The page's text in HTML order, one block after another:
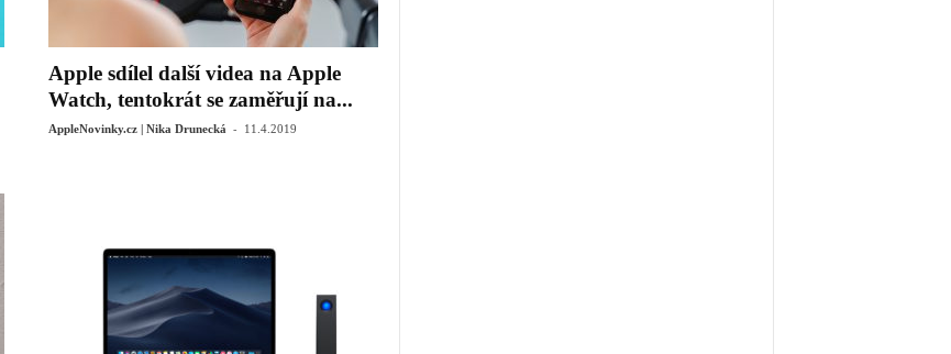
Apple sdílel další videa na Apple
Watch, tentokrát se zaměřují na...
AppleNovinky.cz | Nika Drunecká - 11.4.2019